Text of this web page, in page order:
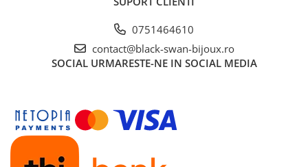
0751464610
contact@black-swan-bijoux.ro
SOCIAL URMARESTE-NE IN SOCIAL MEDIA